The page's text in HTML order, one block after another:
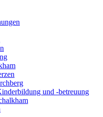
und -betreuung